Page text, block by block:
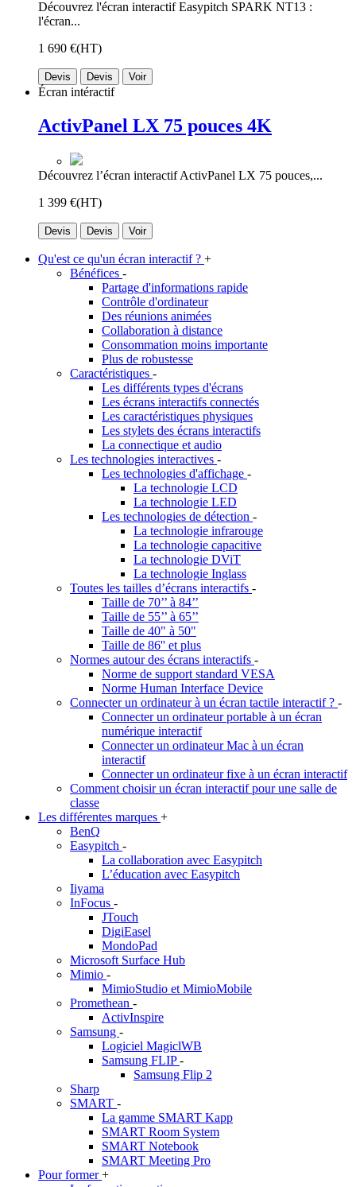
Découvrez l'écran interactif Easypitch SPARK NT13 :
l'écran...
1 690 €(HT)
Devis Devis Voir
Écran intéractif
ActivPanel LX 75 pouces 4K
Découvrez l’écran interactif ActivPanel LX 75 pouces,...
1 399 €(HT)
Devis Devis Voir
Qu'est ce qu'un écran interactif ? +
Bénéfices -
Partage d'informations rapide
Contrôle d'ordinateur
Des réunions animées
Collaboration à distance
Consommation moins importante
Plus de robustesse
Caractéristiques -
Les différents types d'écrans
Les écrans interactifs connectés
Les caractéristiques physiques
Les stylets des écrans interactifs
La connectique et audio
Les technologies interactives -
Les technologies d'affichage -
La technologie LCD
La technologie LED
Les technologies de détection -
La technologie infrarouge
La technologie capacitive
La technologie DViT
La technologie Inglass
Toutes les tailles d’écrans interactifs -
Taille de 70’’ à 84’’
Taille de 55’’ à 65’’
Taille de 40" à 50"
Taille de 86'' et plus
Normes autour des écrans interactifs -
Norme de support standard VESA
Norme Human Interface Device
Connecter un ordinateur à un écran tactile interactif ? -
Connecter un ordinateur portable à un écran
numérique interactif
Connecter un ordinateur Mac à un écran
interactif
Connecter un ordinateur fixe à un écran interactif
Comment choisir un écran interactif pour une salle de
classe
Les différentes marques +
BenQ
Easypitch -
La collaboration avec Easypitch
L’éducation avec Easypitch
Iiyama
InFocus -
JTouch
DigiEasel
MondoPad
Microsoft Surface Hub
Mimio -
MimioStudio et MimioMobile
Promethean -
ActivInspire
Samsung -
Logiciel MagiclWB
Samsung FLIP-
Samsung Flip 2
Sharp
SMART -
La gamme SMART Kapp
SMART Room System
SMART Notebook
SMART Meeting Pro
Pour former+